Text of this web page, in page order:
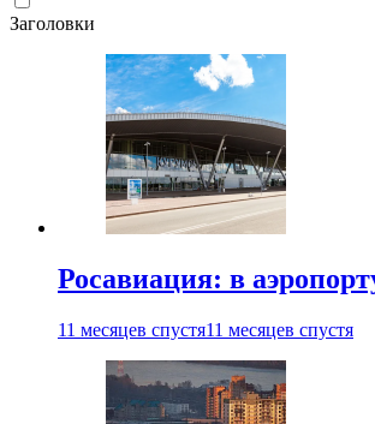
Заголовки
Росавиация: в
11 месяцев спустя11 месяцев спустя